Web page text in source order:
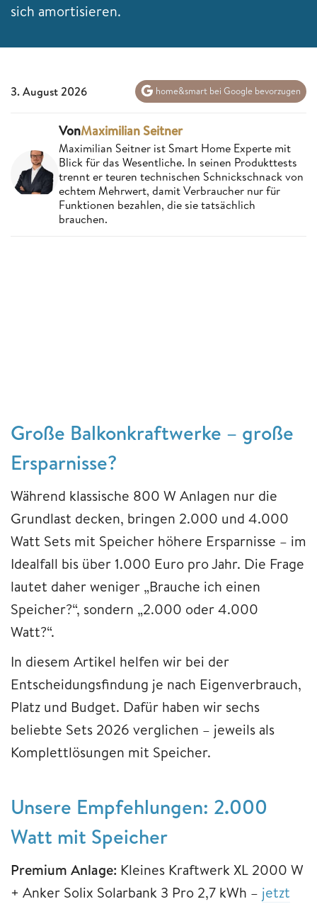
sich amortisieren.
3. August 2026 home&smart bei Google bevorzugen
VonMaximilian Seitner
Maximilian Seitner ist Smart Home Experte mit
Blick für das Wesentliche. In seinen Produkttests
trennt er teuren technischen Schnickschnack von
echtem Mehrwert, damit Verbraucher nur für
Funktionen bezahlen, die sie tatsächlich
brauchen.
Große Balkonkraftwerke – große
Ersparnisse?
Während klassische 800 W Anlagen nur die
Grundlast decken, bringen 2.000 und 4.000
Watt Sets mit Speicher höhere Ersparnisse – im
Idealfall bis über 1.000 Euro pro Jahr. Die Frage
lautet daher weniger „Brauche ich einen
Speicher?“, sondern „2.000 oder 4.000
Watt?“.
In diesem Artikel helfen wir bei der
Entscheidungsfindung je nach Eigenverbrauch,
Platz und Budget. Dafür haben wir sechs
beliebte Sets 2026 verglichen – jeweils als
Komplettlösungen mit Speicher.
Unsere Empfehlungen: 2.000
Watt mit Speicher
Premium Anlage: Kleines Kraftwerk XL 2000 W
+ Anker Solix Solarbank 3 Pro 2,7 kWh – jetzt